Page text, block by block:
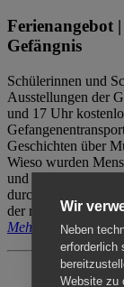
Ferienangebot
Gefängnis
Schülerinnen und
Ausstellungen der
und 17 Uhr
Geschichten über
Wieso wurden
und nach der Haft?
durch das
der reguläre Eintritt
Mehr erfahren
Wir
Neben
erforderlich
Website zu